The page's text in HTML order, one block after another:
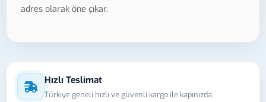
adres olarak öne çıkar.
Hızlı Teslimat
Türkiye geneli hızlı ve güvenli kargo ile kapınızda.